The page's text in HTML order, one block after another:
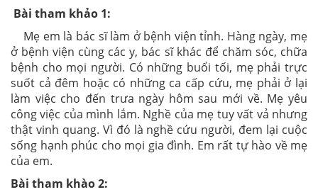
Bài tham khảo 1:
Mẹ em là bác sĩ làm ở bệnh viện tỉnh. Hàng ngày, mẹ
ở bệnh viện cùng các y, bác sĩ khác để chăm sóc, chữa
bệnh cho mọi người. Có những buổi tối, mẹ phải trực
suốt cả đêm hoặc có những ca cấp cứu, mẹ phải ở lại
làm việc cho đến trưa ngày hôm sau mới về. Mẹ yêu
công việc của mình lắm. Nghề của mẹ tuy vất vả nhưng
thật vinh quang. Vì đó là nghề cứu người, đem lại cuộc
sống hạnh phúc cho mọi gia đình. Em rất tự hào về mẹ
của em.
Bài tham khào 2: